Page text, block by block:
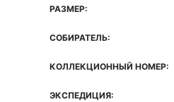
РАЗМЕР:
СОБИРАТЕЛЬ:
КОЛЛЕКЦИОННЫЙ НОМЕР:
ЭКСПЕДИЦИЯ: